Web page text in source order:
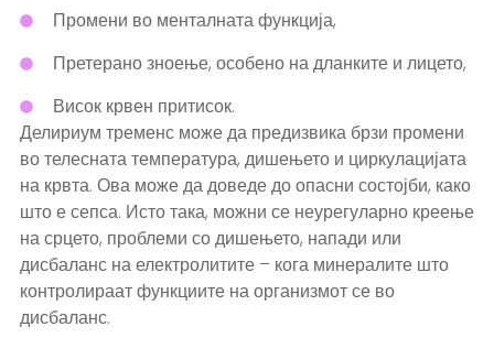
Промени во менталната функција,
Претерано зноење, особено на дланките и лицето,
Висок крвен притисок.
Делириум тременс може да предизвика брзи промени
во телесната температура, дишењето и циркулацијата
на крвта. Ова може да доведе до опасни состојби, како
што е сепса. Исто така, можни се неурегуларно креење
на срцето, проблеми со дишењето, напади или
дисбаланс на електролитите – кога минералите што
контролираат функциите на организмот се во
дисбаланс.